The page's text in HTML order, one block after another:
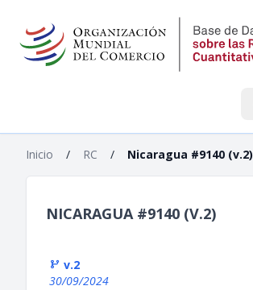
Inicio / RC / Nicaragua #9140 (v.2)
NICARAGUA #9140 (V.2)
v.2
30/09/2024